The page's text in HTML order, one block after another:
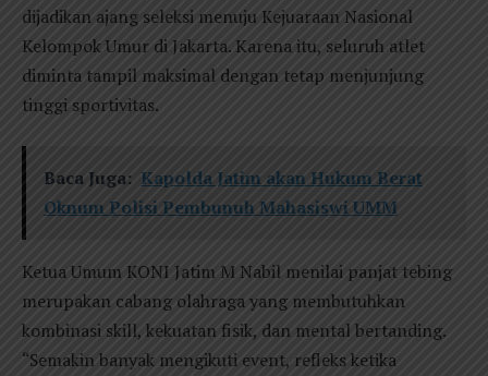
dijadikan ajang seleksi menuju Kejuaraan Nasional
Kelompok Umur di Jakarta. Karena itu, seluruh atlet
diminta tampil maksimal dengan tetap menjunjung
tinggi sportivitas.
Baca Juga: Kapolda Jatim akan Hukum Berat
Oknum Polisi Pembunuh Mahasiswi UMM
Ketua Umum KONI Jatim M Nabil menilai panjat tebing
merupakan cabang olahraga yang membutuhkan
kombinasi skill, kekuatan fisik, dan mental bertanding.
“Semakin banyak mengikuti event, refleks ketika